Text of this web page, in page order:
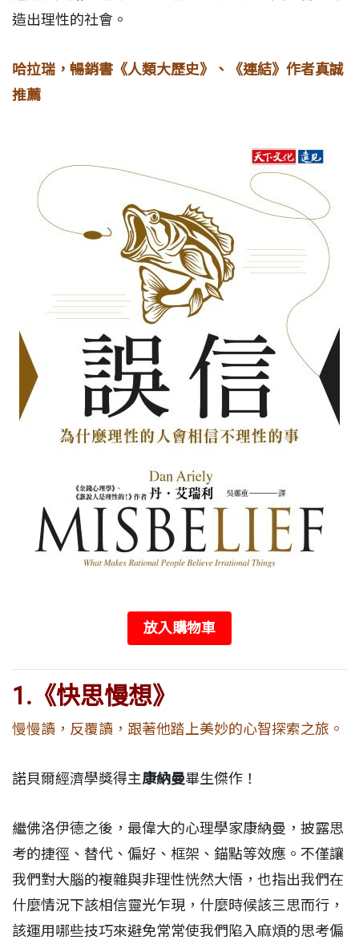
造出理性的社會。
哈拉瑞，暢銷書《人類大歷史》、《連結》作者真誠
推薦
放入購物車
1. 《快思慢想》
慢慢讀，反覆讀，跟著他踏上美妙的心智探索之旅。
諾貝爾經濟學獎得主康納曼畢生傑作！
繼佛洛伊德之後，最偉大的心理學家康納曼，披露思
考的捷徑、替代、偏好、框架、錨點等效應。不僅讓
我們對大腦的複雜與非理性恍然大悟，也指出我們在
什麼情況下該相信靈光乍現，什麼時候該三思而行，
該運用哪些技巧來避免常常使我們陷入麻煩的思考偏